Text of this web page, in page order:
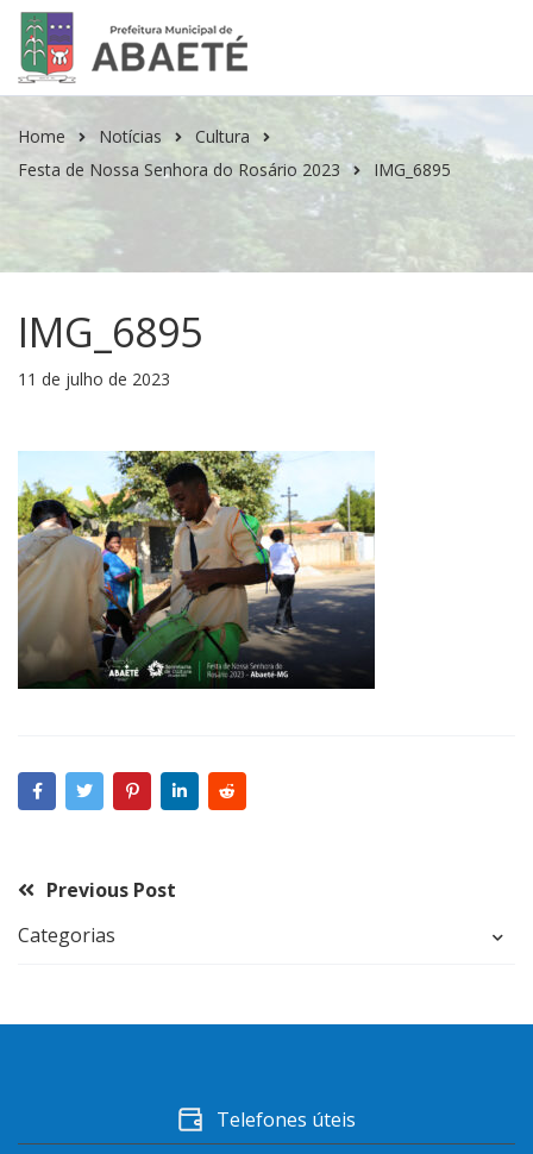
Home Notícias
Cultura
Festa de Nossa Senhora do Rosário 2023
IMG_6895
IMG_6895
11 de julho de 2023
Previous Post
Categorias
Telefones úteis